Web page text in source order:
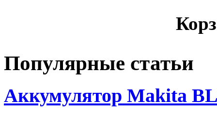
Популярные статьи
Аккумулятор Makita